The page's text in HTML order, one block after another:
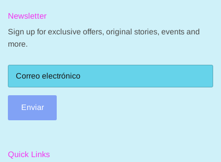
Newsletter
Sign up for exclusive offers, original stories, events and
more.
Enviar
Quick Links